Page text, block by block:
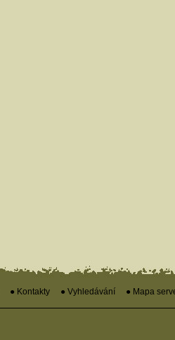
● Kontakty ● Vyhledávání ● Mapa